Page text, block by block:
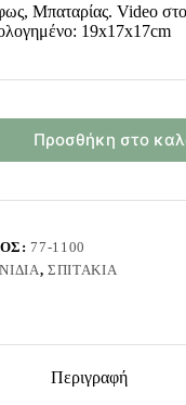
Μπαταρίας. Video
19x17x17cm
Προσθήκη στο
77-1100
, ΣΠΙΤΆΚΙΑ
Περιγραφή